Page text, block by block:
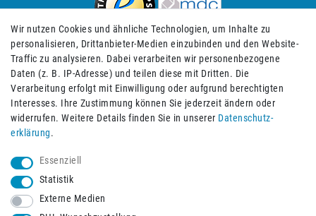
Impressum Daten­schutz­erklärung AGB
Wir nutzen Cookies und ähnliche Technologien, um Inhalte zu
personalisieren, Drittanbieter-Medien einzubinden und den Website-
Traffic zu analysieren. Dabei verarbeiten wir personenbezogene
Daten (z. B. IP-Adresse) und teilen diese mit Dritten. Die
Verarbeitung erfolgt mit Einwilligung oder aufgrund berechtigten
Interesses. Ihre Zustimmung können Sie jederzeit ändern oder
widerrufen. Weitere Details finden Sie in unserer Daten­schutz­
erklärung.
Essenziell
Statistik
Externe Medien